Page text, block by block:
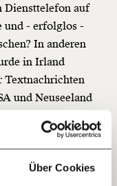
Über Cookies
das wird auch
und
0007 6017
Verein für
Diensttelefon auf
und - erfolglos -
In anderen
in Irland
Textnachrichten
und Neuseeland
Verträge
sind -